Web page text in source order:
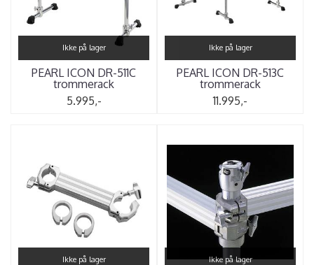
Ikke på lager
PEARL ICON DR-511C
trommerack
5.995,-
Ikke på lager
PEARL ICON DR-513C
trommerack
11.995,-
Ikke på lager Ikke på lager